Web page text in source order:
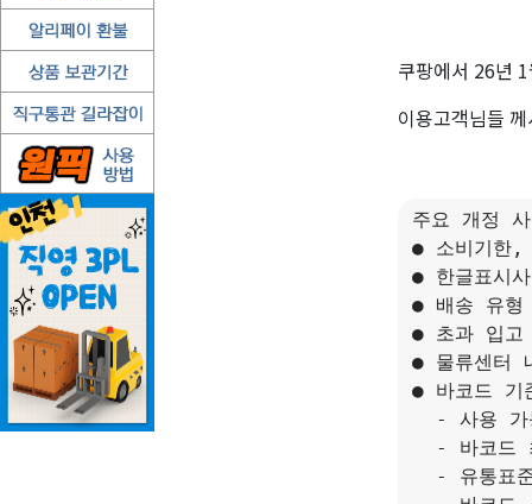
쿠팡에서 26년
이용고객님들
주요 개정
● 소비기한
● 한글표시
● 배송 유
● 초과 입고
● 물류센터
● 바코드
- 사용
- 바코드
- 유통표